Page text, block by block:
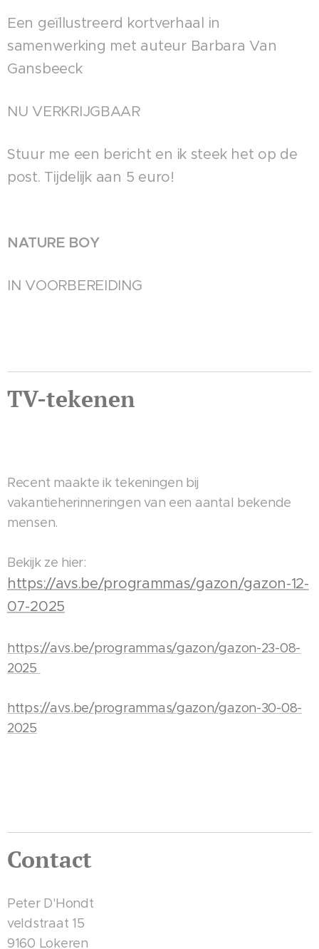
Een ge¨ïllustreerd kortverhaal in
samenwerking met auteur Barbara Van
Gansbeeck
NU VERKRIJGBAAR
Stuur me een bericht en ik steek het op de
post. Tijdelijk aan 5 euro!
NATURE BOY
IN VOORBEREIDING
TV-tekenen
Recent maakte ik tekeningen bij
vakantieherinneringen van een aantal bekende
mensen.
Bekijk ze hier:
https://avs.be/programmas/gazon/gazon-12-
07-2025
https://avs.be/programmas/gazon/gazon-23-08-
2025
https://avs.be/programmas/gazon/gazon-30-08-
2025
Contact
Peter D'Hondt
veldstraat 15
9160 Lokeren